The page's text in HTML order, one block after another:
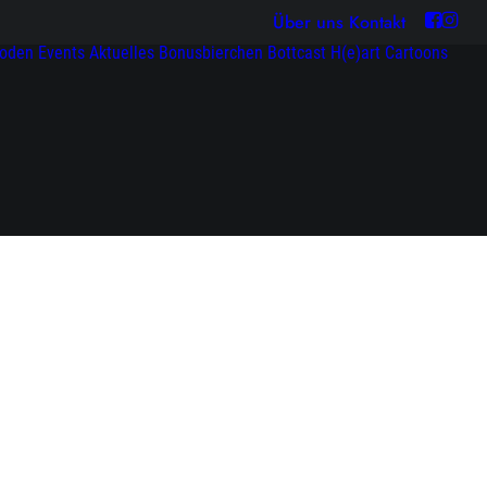
Über uns Kontakt
Events Aktuelles Bonusbierchen Bottcast H(e)art Cartoons